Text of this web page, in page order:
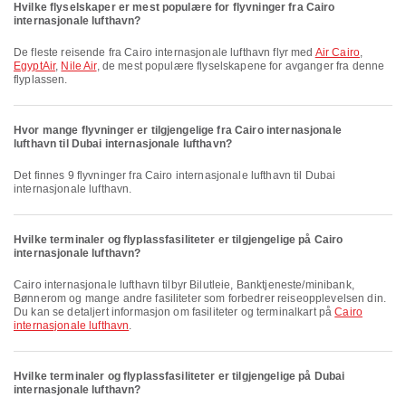
Hvilke flyselskaper er mest populære for flyvninger fra Cairo
internasjonale lufthavn?
De fleste reisende fra Cairo internasjonale lufthavn flyr med Air Cairo,
EgyptAir, Nile Air, de mest populære flyselskapene for avganger fra denne
flyplassen.
Hvor mange flyvninger er tilgjengelige fra Cairo internasjonale
lufthavn til Dubai internasjonale lufthavn?
Det finnes 9 flyvninger fra Cairo internasjonale lufthavn til Dubai
internasjonale lufthavn.
Hvilke terminaler og flyplassfasiliteter er tilgjengelige på Cairo
internasjonale lufthavn?
Cairo internasjonale lufthavn tilbyr Bilutleie, Banktjeneste/minibank,
Bønnerom og mange andre fasiliteter som forbedrer reiseopplevelsen din.
Du kan se detaljert informasjon om fasiliteter og terminalkart påCairo
internasjonale lufthavn.
Hvilke terminaler og flyplassfasiliteter er tilgjengelige på Dubai
internasjonale lufthavn?